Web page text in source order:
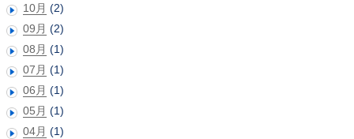
10月 (2)
09月 (2)
08月 (1)
07月 (1)
06月 (1)
05月 (1)
04月 (1)